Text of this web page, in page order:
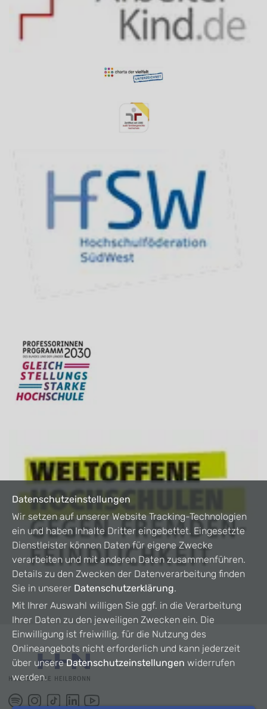
Datenschutzeinstellungen
Wir setzen auf unserer Website Tracking-Technologien
ein und haben Inhalte Dritter eingebettet. Eingesetzte
Dienstleister können Daten für eigene Zwecke
verarbeiten und mit anderen Daten zusammenführen.
Details zu den Zwecken der Datenverarbeitung finden
Sie in unserer Datenschutzerklärung.
Mit Ihrer Auswahl willigen Sie ggf. in die Verarbeitung
Ihrer Daten zu den jeweiligen Zwecken ein. Die
Einwilligung ist freiwillig, für die Nutzung des
Onlineangebots nicht erforderlich und kann jederzeit
über unsereDatenschutzeinstellungen widerrufen
werden.